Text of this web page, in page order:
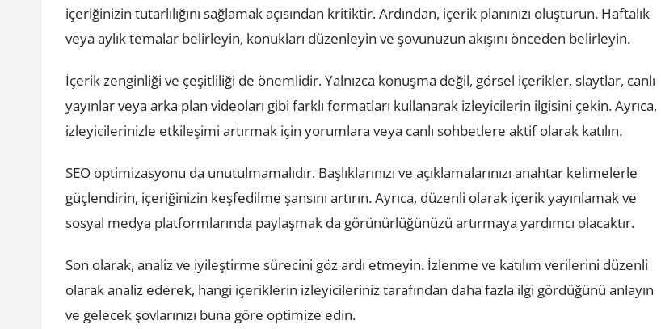
içeriğinizin tutarlılığını sağlamak açısından kritiktir. Ardından, içerik planınızı oluşturun. Haftalık
veya aylık temalar belirleyin, konukları düzenleyin ve şovunuzun akışını önceden belirleyin.
İçerik zenginliği ve çeşitliliği de önemlidir. Yalnızca konuşma değil, görsel içerikler, slaytlar, canlı
yayınlar veya arka plan videoları gibi farklı formatları kullanarak izleyicilerin ilgisini çekin. Ayrıca,
izleyicilerinizle etkileşimi artırmak için yorumlara veya canlı sohbetlere aktif olarak katılın.
SEO optimizasyonu da unutulmamalıdır. Başlıklarınızı ve açıklamalarınızı anahtar kelimelerle
güçlendirin, içeriğinizin keşfedilme şansını artırın. Ayrıca, düzenli olarak içerik yayınlamak ve
sosyal medya platformlarında paylaşmak da görünürlüğünüzü artırmaya yardımcı olacaktır.
Son olarak, analiz ve iyileştirme sürecini göz ardı etmeyin. İzlenme ve katılım verilerini düzenli
olarak analiz ederek, hangi içeriklerin izleyicileriniz tarafından daha fazla ilgi gördüğünü anlayın
ve gelecek şovlarınızı buna göre optimize edin.